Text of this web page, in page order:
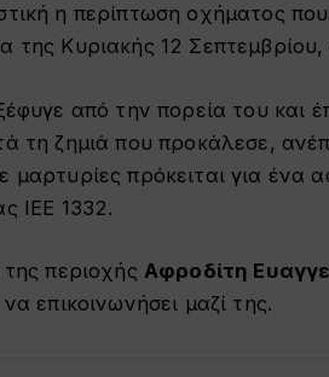
η περίπτωση οχήματος
της Κυριακής 12 Σεπτεμβρίου,
από την πορεία του και
τη ζημιά που προκάλεσε,
πρόκειται για ένα
ΙΕΕ 1332.
περιοχής Αφροδίτη
επικοινωνήσει μαζί της.